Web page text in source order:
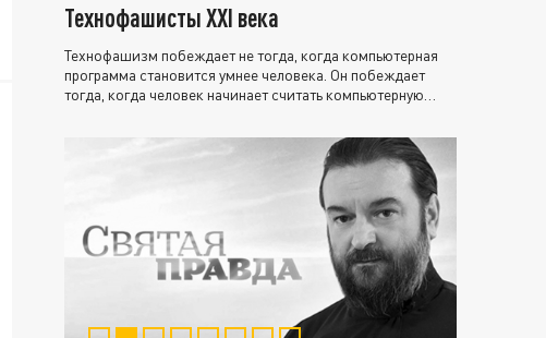
Технофашисты XXI века
Технофашизм побеждает не тогда, когда компьютерная
программа становится умнее человека. Он побеждает
тогда, когда человек начинает считать компьютерную